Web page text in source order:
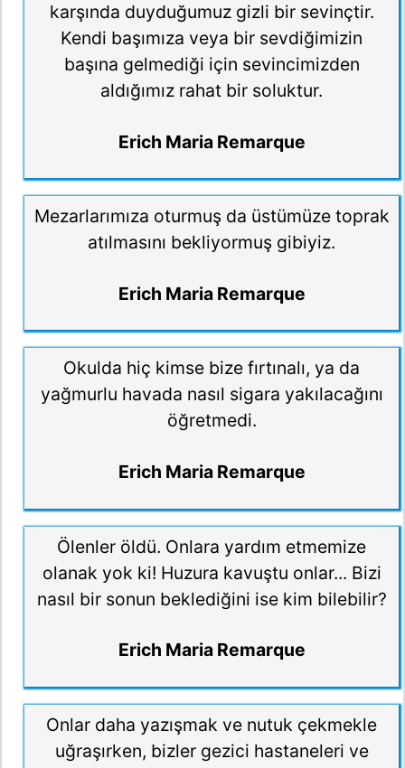
karşında duyduğumuz gizli bir sevinçtir.
Kendi başımıza veya bir sevdiğimizin
başına gelmediği için sevincimizden
aldığımız rahat bir soluktur.
Erich Maria Remarque
Mezarlarımıza oturmuş da üstümüze toprak
atılmasını bekliyormuş gibiyiz.
Erich Maria Remarque
Okulda hiç kimse bize fırtınalı, ya da
yağmurlu havada nasıl sigara yakılacağını
öğretmedi.
Erich Maria Remarque
Ölenler öldü. Onlara yardım etmemize
olanak yok ki! Huzura kavuştu onlar... Bizi
nasıl bir sonun beklediğini ise kim bilebilir?
Erich Maria Remarque
Onlar daha yazışmak ve nutuk çekmekle
uğraşırken, bizler gezici hastaneleri ve